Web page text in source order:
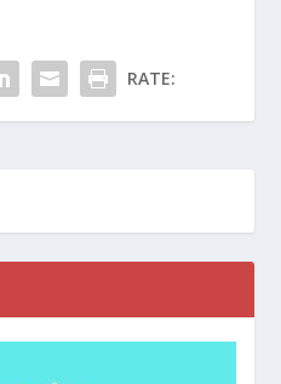
RATE: